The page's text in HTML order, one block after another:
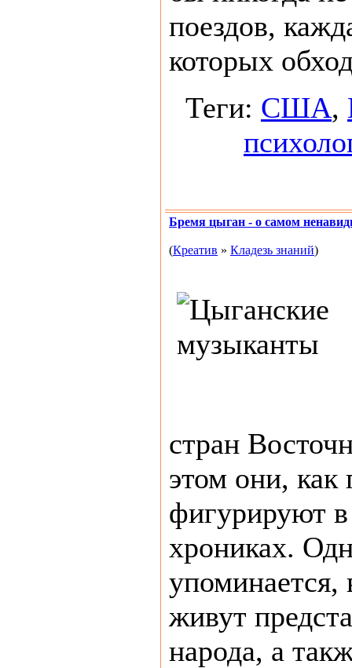
поездов,
которых
Теги: США,
Бремя цыган - о самом
(Креатив » Кладезь знаний)
стран
этом они, как
фигурируют
хрониках.
упоминается,
живут
народа, а